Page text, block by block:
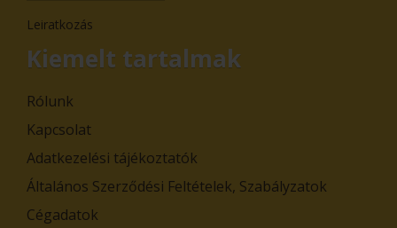
Leiratkozás
Kiemelt tartalmak
Rólunk
Kapcsolat
Adatkezelési tájékoztatók
Általános Szerződési Feltételek, Szabályzatok
Cégadatok